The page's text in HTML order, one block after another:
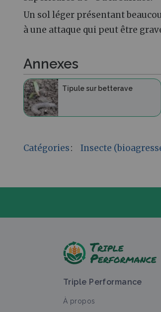
Un sol léger présentant
à une attaque qui peut être
Annexes
Tipule sur betterave
Catégories: Insecte
Triple Performance
À propos